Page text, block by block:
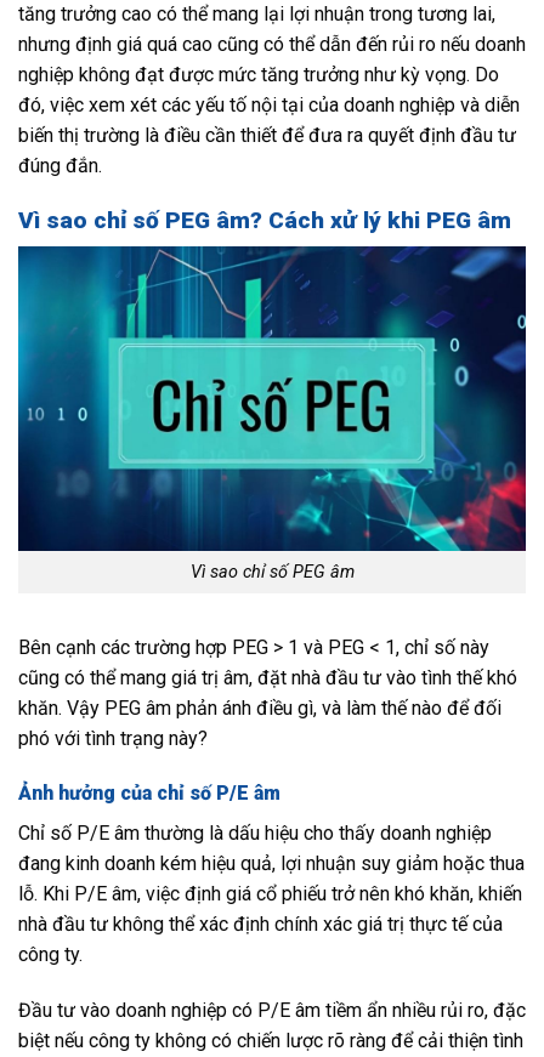
tăng trưởng cao có thể mang lại lợi nhuận trong tương lai,
nhưng định giá quá cao cũng có thể dẫn đến rủi ro nếu doanh
nghiệp không đạt được mức tăng trưởng như kỳ vọng. Do
đó, việc xem xét các yếu tố nội tại của doanh nghiệp và diễn
biến thị trường là điều cần thiết để đưa ra quyết định đầu tư
đúng đắn.
Vì sao chỉ số PEG âm? Cách xử lý khi PEG âm
Vì sao chỉ số PEG âm
Bên cạnh các trường hợp PEG > 1 và PEG < 1, chỉ số này
cũng có thể mang giá trị âm, đặt nhà đầu tư vào tình thế khó
khăn. Vậy PEG âm phản ánh điều gì, và làm thế nào để đối
phó với tình trạng này?
Ảnh hưởng của chỉ số P/E âm
Chỉ số P/E âm thường là dấu hiệu cho thấy doanh nghiệp
đang kinh doanh kém hiệu quả, lợi nhuận suy giảm hoặc thua
lỗ. Khi P/E âm, việc định giá cổ phiếu trở nên khó khăn, khiến
nhà đầu tư không thể xác định chính xác giá trị thực tế của
công ty.
Đầu tư vào doanh nghiệp có P/E âm tiềm ẩn nhiều rủi ro, đặc
biệt nếu công ty không có chiến lược rõ ràng để cải thiện tình